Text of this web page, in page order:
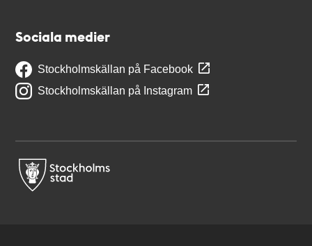
Sociala medier
Stockholmskällan på Facebook
Stockholmskällan på Instagram